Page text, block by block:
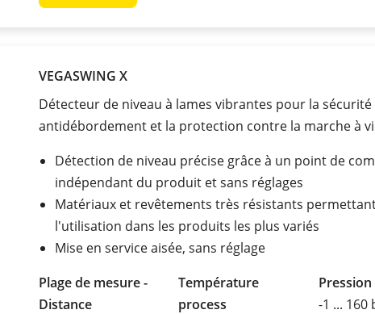
VEGASWING X
Détecteur de niveau à lames vibrantes pour la sécurité
antidébordement et la protection contre la marche à
Détection de niveau précise grâce à un point de
indépendant du produit et sans réglages
Matériaux et revêtements très résistants
l'utilisation dans les produits les plus variés
Mise en service aisée, sans réglage
Plage de mesure -
Distance
Température
process
-1 ... 160